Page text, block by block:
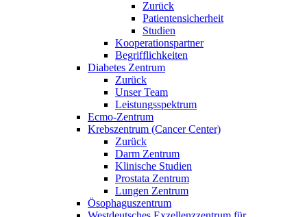
Zurück
Patientensicherheit
Studien
Kooperationspartner
Begrifflichkeiten
Diabetes Zentrum
Zurück
Unser Team
Leistungsspektrum
Ecmo-Zentrum
Krebszentrum (Cancer Center)
Zurück
Darm Zentrum
Klinische Studien
Prostata Zentrum
Lungen Zentrum
Ösophaguszentrum